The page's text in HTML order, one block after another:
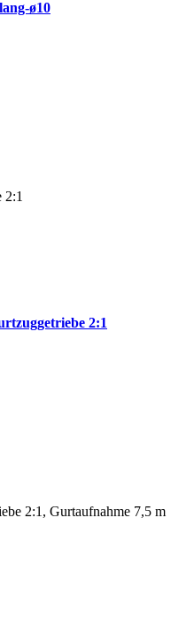
ø10
2:1
2:1
2:1, Gurtaufnahme 7,5 m